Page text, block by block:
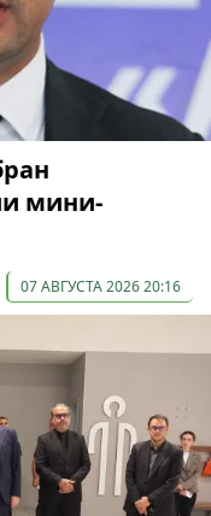
мини-
07 АВГУСТА 2026 20:16